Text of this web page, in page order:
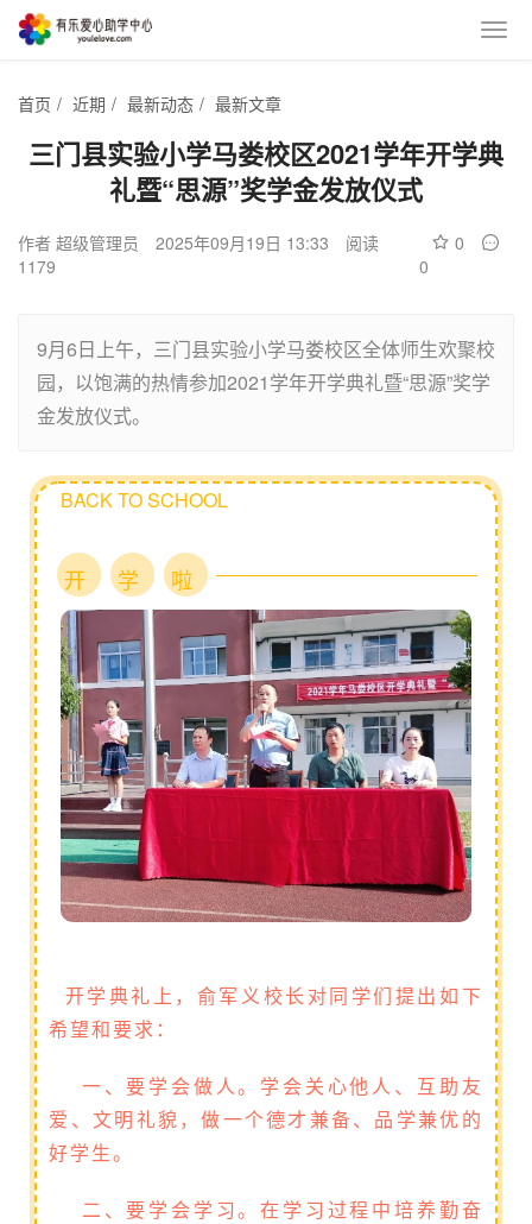
首页 / 近期 / 最新动态 / 最新文章
三门县实验小学马娄校区2021学年开学典
礼暨“思源”奖学金发放仪式
作者 超级管理员 2025年09月19日 13:33
阅读
1179
0
0
9月6日上午，三门县实验小学马娄校区全体师生欢聚校
园，以饱满的热情参加2021学年开学典礼暨“思源”奖学
金发放仪式。
BACK TO SCHOOL
开 学 啦
开学典礼上，俞军义校长对同学们提出如下
希望和要求：
一、要学会做人。学会关心他人、互助友
爱、文明礼貌，做一个德才兼备、品学兼优的
好学生。
二、要学会学习。在学习过程中培养勤奋